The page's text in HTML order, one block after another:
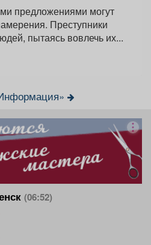
предложениями могут
Преступники
пытаясь вовлечь их...
(06:52)